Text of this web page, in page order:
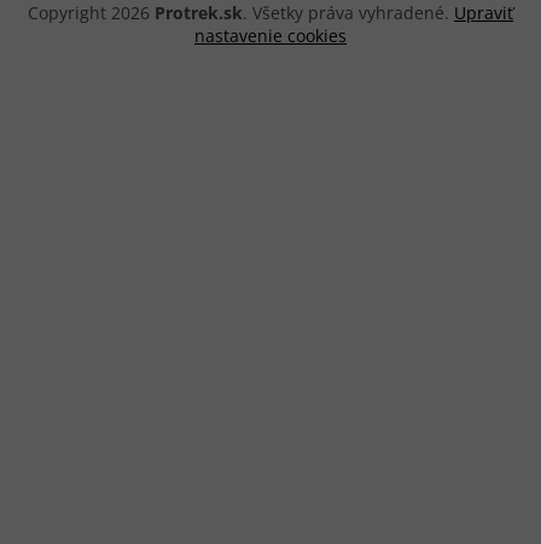
Copyright 2026 Protrek.sk. Všetky práva vyhradené. Upraviť
nastavenie cookies